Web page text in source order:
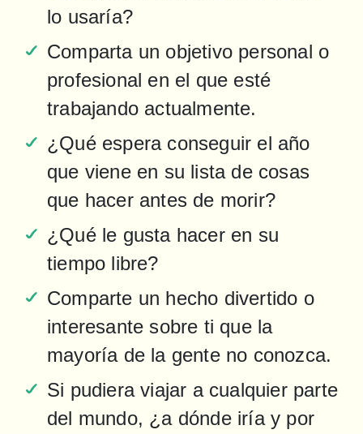
lo usaría?
Comparta un objetivo personal o
profesional en el que esté
trabajando actualmente.
¿Qué espera conseguir el año
que viene en su lista de cosas
que hacer antes de morir?
¿Qué le gusta hacer en su
tiempo libre?
Comparte un hecho divertido o
interesante sobre ti que la
mayoría de la gente no conozca.
Si pudiera viajar a cualquier parte
del mundo, ¿a dónde iría y por